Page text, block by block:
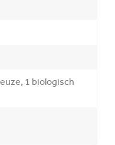
1 biologisch